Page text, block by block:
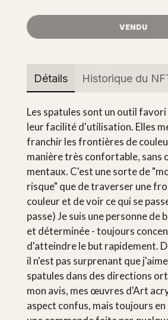
VENDU
Détails Historique du
Les spatules sont un outil favori
leur facilité d'utilisation. Elles
franchir les frontières de
manière très confortable, sans
mentaux. C'est une sorte de
risque" que de traverser une
couleur et de voir ce qui se
passe) Je suis une personne de
et déterminée - toujours
d'atteindre le but rapidement.
il n'est pas surprenant que
spatules dans des directions
mon avis, mes œuvres d'Art
aspect confus, mais toujours